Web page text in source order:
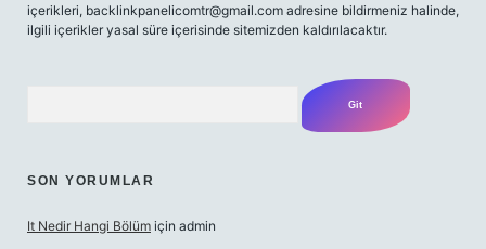
içerikleri, backlinkpanelicomtr@gmail.com adresine bildirmeniz halinde,
ilgili içerikler yasal süre içerisinde sitemizden kaldırılacaktır.
SON YORUMLAR
It Nedir Hangi Bölüm için admin